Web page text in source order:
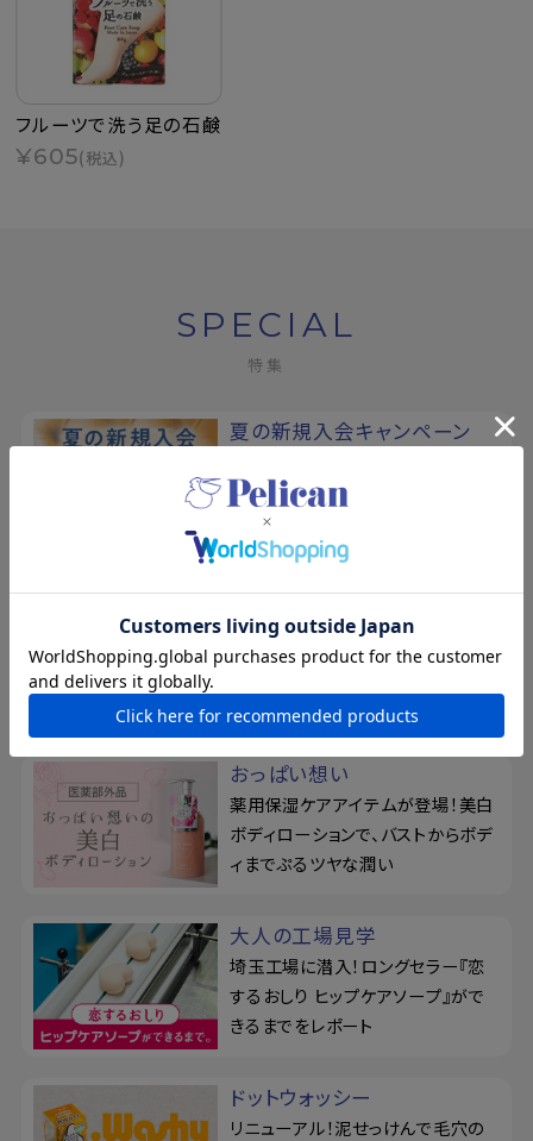
フルーツで洗う足の石鹸
¥605(税込)
SPECIAL
特集
夏の新規入会キャンペーン
になる。新規会員登録で500ポイン
トプレゼント
柿渋のちからを、味方につけ
る
ベタつきやお肌のニオイが気になり
っけん
おっぱい想い
薬用保湿ケアアイテムが登場！美白
ボディローションで、バストからボデ
ィまでぷるツヤな潤い
大人の工場見学
埼玉工場に潜入！ロングセラー『恋
するおしり ヒップケアソープ』がで
きるまでをレポート
ドットウォッシー
リニューアル！泥せっけんで毛穴の